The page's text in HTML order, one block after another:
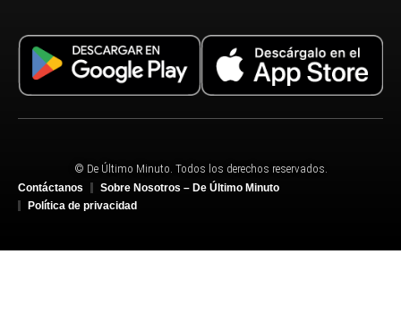
© De Último Minuto. Todos los derechos reservados.
Contáctanos
Sobre Nosotros – De Último Minuto
Política de privacidad